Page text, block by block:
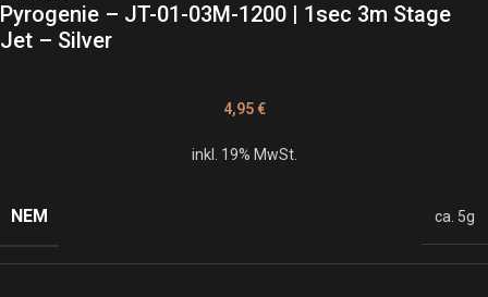
Pyrogenie – JT-01-03M-1200 | 1sec 3m Stage
Jet – Silver
4,95€
inkl. 19% MwSt.
NEM ca. 5g